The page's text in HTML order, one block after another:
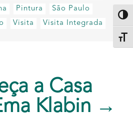
Pintura
São Paulo
Visita Visita Integrada
a Casa
Klabin →